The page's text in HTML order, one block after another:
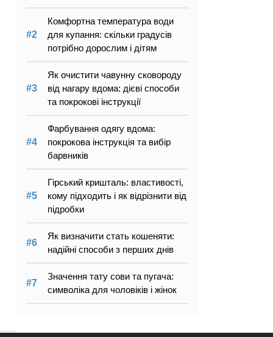
Комфортна температура води
для купання: скільки градусів
потрібно дорослим і дітям
Як очистити чавунну сковороду
від нагару вдома: дієві способи
та покрокові інструкції
Фарбування одягу вдома:
покрокова інструкція та вибір
барвників
Гірський кришталь: властивості,
кому підходить і як відрізнити від
підробки
Як визначити стать кошеняти:
надійні способи з перших днів
Значення тату сови та пугача:
символіка для чоловіків і жінок